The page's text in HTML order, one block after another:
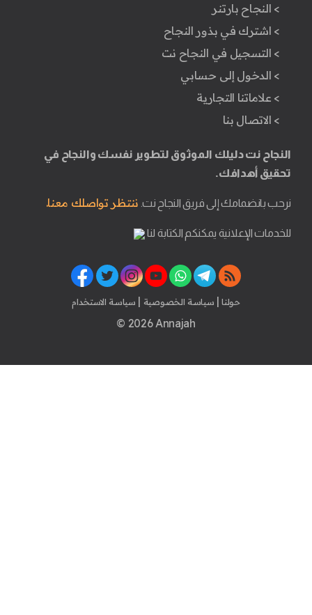
> النجاح بارتنر
> اشترك في بذور النجاح
> التسجيل في النجاح نت
> الدخول إلى حسابي
> علاماتنا التجارية
> الاتصال بنا
النجاح نت دليلك الموثوق لتطوير نفسك والنجاح في
تحقيق أهدافك.
نرحب بانضمامك إلى فريق النجاح نت. ننتظر تواصلك معنا.
للخدمات الإعلانية يمكنكم الكتابة لنا
حولنا | سياسة الخصوصية | سياسة الاستخدام
© 2026 Annajah